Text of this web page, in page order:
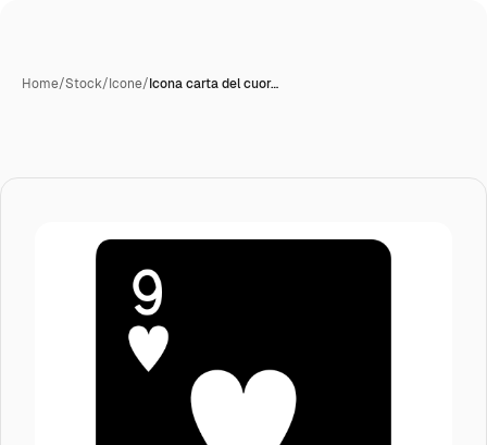
Home/Stock/Icone/Icona carta del cuor…